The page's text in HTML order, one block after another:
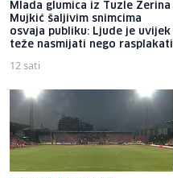
Mlada glumica iz Tuzle Zerina
Mujkić šaljivim snimcima
osvaja publiku: Ljude je uvijek
teže nasmijati nego rasplakati
12 sati